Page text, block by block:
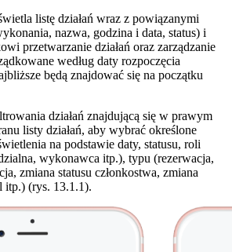
listę działań wraz z powiązanymi
nazwa, godzina i data, status) i
przetwarzanie działań oraz zarządzanie
według daty rozpoczęcia
będą znajdować się na początku
działań znajdującą się w prawym
listy działań, aby wybrać określone
na podstawie daty, statusu, roli
wykonawca itp.), typu (rezerwacja,
zmiana statusu członkostwa, zmiana
itp.) (rys. 13.1.1).